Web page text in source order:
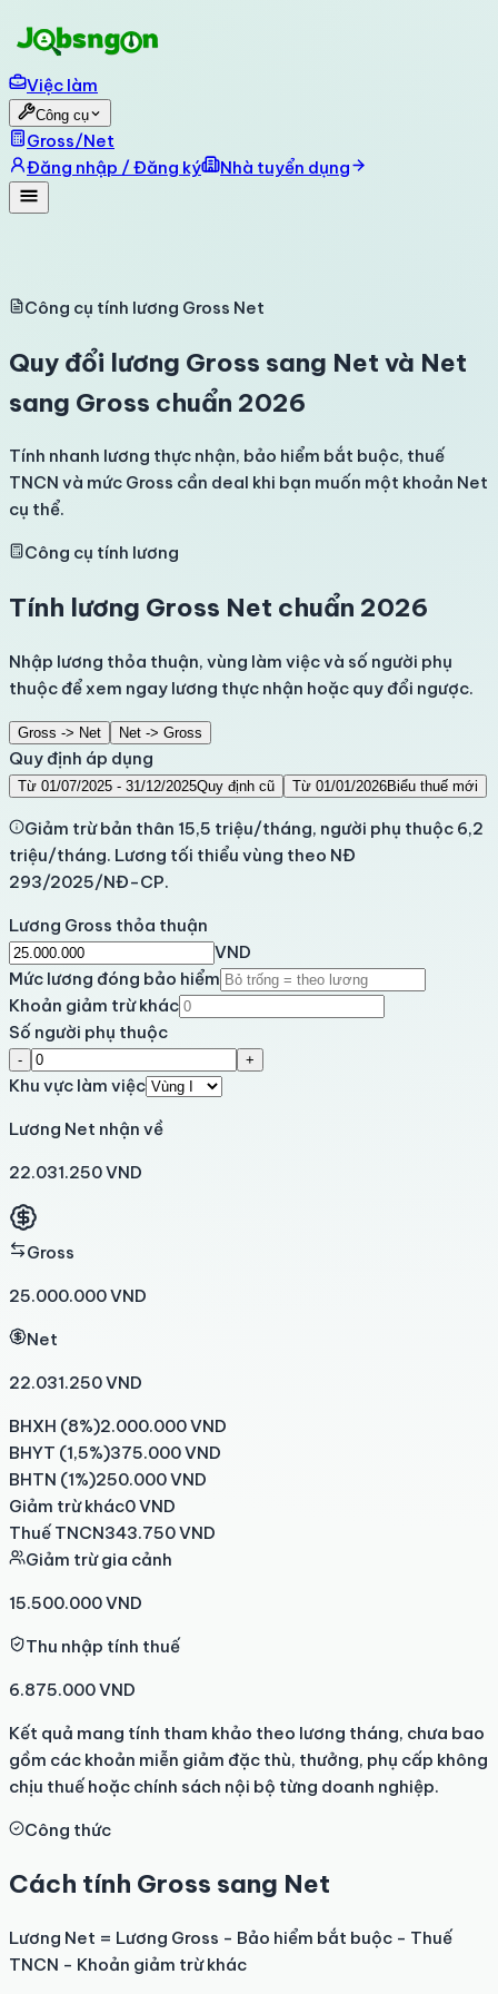
Việc làm
Công cụ
Gross/Net
Đăng nhập / Đăng ký
Nhà tuyển dụng
Công cụ tính lương Gross Net
Quy đổi lương Gross sang Net và Net
sang Gross chuẩn 2026
Tính nhanh lương thực nhận, bảo hiểm bắt buộc, thuế
TNCN và mức Gross cần deal khi bạn muốn một khoản Net
cụ thể.
Công cụ tính lương
Tính lương Gross Net chuẩn 2026
Nhập lương thỏa thuận, vùng làm việc và số người phụ
thuộc để xem ngay lương thực nhận hoặc quy đổi ngược.
Gross -> Net Net -> Gross
Quy định áp dụng
Từ 01/07/2025 - 31/12/2025Quy định cũ Từ 01/01/2026Biểu thuế mới
Giảm trừ bản thân 15,5 triệu/tháng, người phụ thuộc 6,2
triệu/tháng. Lương tối thiểu vùng theo NĐ
293/2025/NĐ-CP.
Lương Gross thỏa thuận
VND
Mức lương đóng bảo hiểm
Khoản giảm trừ khác
Số người phụ thuộc
- +
Khu vực làm việc
Lương Net nhận về
22.031.250VND
Gross
25.000.000 VND
Net
22.031.250 VND
BHXH (8%)2.000.000VND
BHYT (1,5%)375.000VND
BHTN (1%)250.000VND
Giảm trừ khác0VND
Thuế TNCN343.750VND
Giảm trừ gia cảnh
15.500.000VND
Thu nhập tính thuế
6.875.000VND
Kết quả mang tính tham khảo theo lương tháng, chưa bao
gồm các khoản miễn giảm đặc thù, thưởng, phụ cấp không
chịu thuế hoặc chính sách nội bộ từng doanh nghiệp.
Công thức
Cách tính Gross sang Net
Lương Net = Lương Gross - Bảo hiểm bắt buộc - Thuế
TNCN - Khoản giảm trừ khác